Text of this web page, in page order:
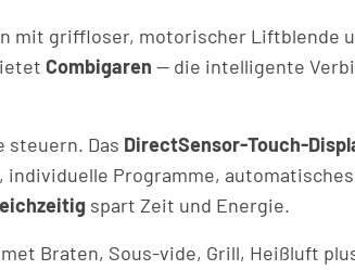
mit griffloser, motorischer Liftblende
Combigaren — die intelligente
steuern. Das DirectSensor-Touch-
Programme,
spart Zeit und Energie.
Braten, Sous-vide, Grill, Heißluft